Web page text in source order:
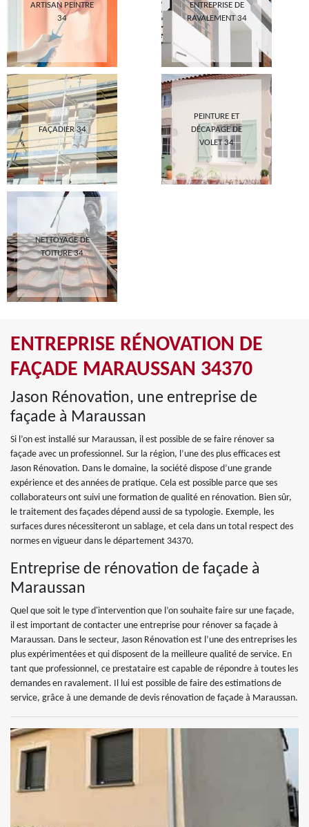
ARTISAN PEINTRE
34
ENTREPRISE DE
RAVALEMENT 34
FAÇADIER 34
PEINTURE ET
DÉCAPAGE DE
VOLET 34
NETTOYAGE DE
TOITURE 34
ENTREPRISE RÉNOVATION DE
FAÇADE MARAUSSAN 34370
Jason Rénovation, une entreprise de
façade à Maraussan
Si l’on est installé sur Maraussan, il est possible de se faire rénover sa
façade avec un professionnel. Sur la région, l’une des plus efficaces est
Jason Rénovation. Dans le domaine, la société dispose d’une grande
expérience et des années de pratique. Cela est possible parce que ses
collaborateurs ont suivi une formation de qualité en rénovation. Bien sûr,
le traitement des façades dépend aussi de sa typologie. Exemple, les
surfaces dures nécessiteront un sablage, et cela dans un total respect des
normes en vigueur dans le département 34370.
Entreprise de rénovation de façade à
Maraussan
Quel que soit le type d'intervention que l’on souhaite faire sur une façade,
il est important de contacter une entreprise pour rénover sa façade à
Maraussan. Dans le secteur, Jason Rénovation est l’une des entreprises les
plus expérimentées et qui disposent de la meilleure qualité de service. En
tant que professionnel, ce prestataire est capable de répondre à toutes les
demandes en ravalement. Il lui est possible de faire des estimations de
service, grâce à une demande de devis rénovation de façade à Maraussan.